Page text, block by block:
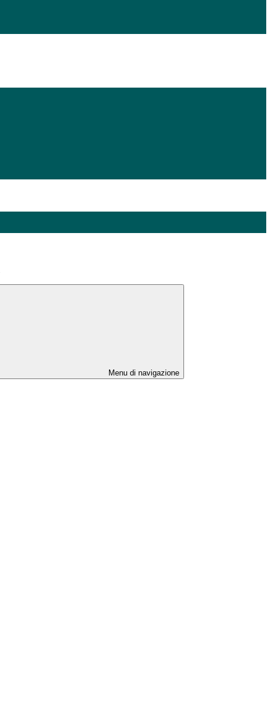
Menu di navigazione